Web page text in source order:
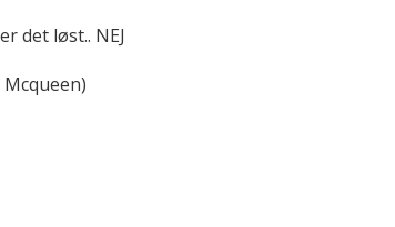
det løst.. NEJ